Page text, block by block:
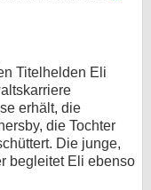
Titelhelden Eli
erhält, die
die Tochter
Die junge,
begleitet Eli ebenso